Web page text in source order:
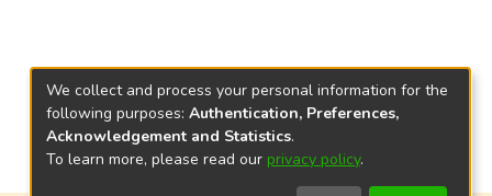
We collect and process your personal information for the
following purposes: Authentication, Preferences,
Acknowledgement and Statistics.
To learn more, please read our privacy policy.